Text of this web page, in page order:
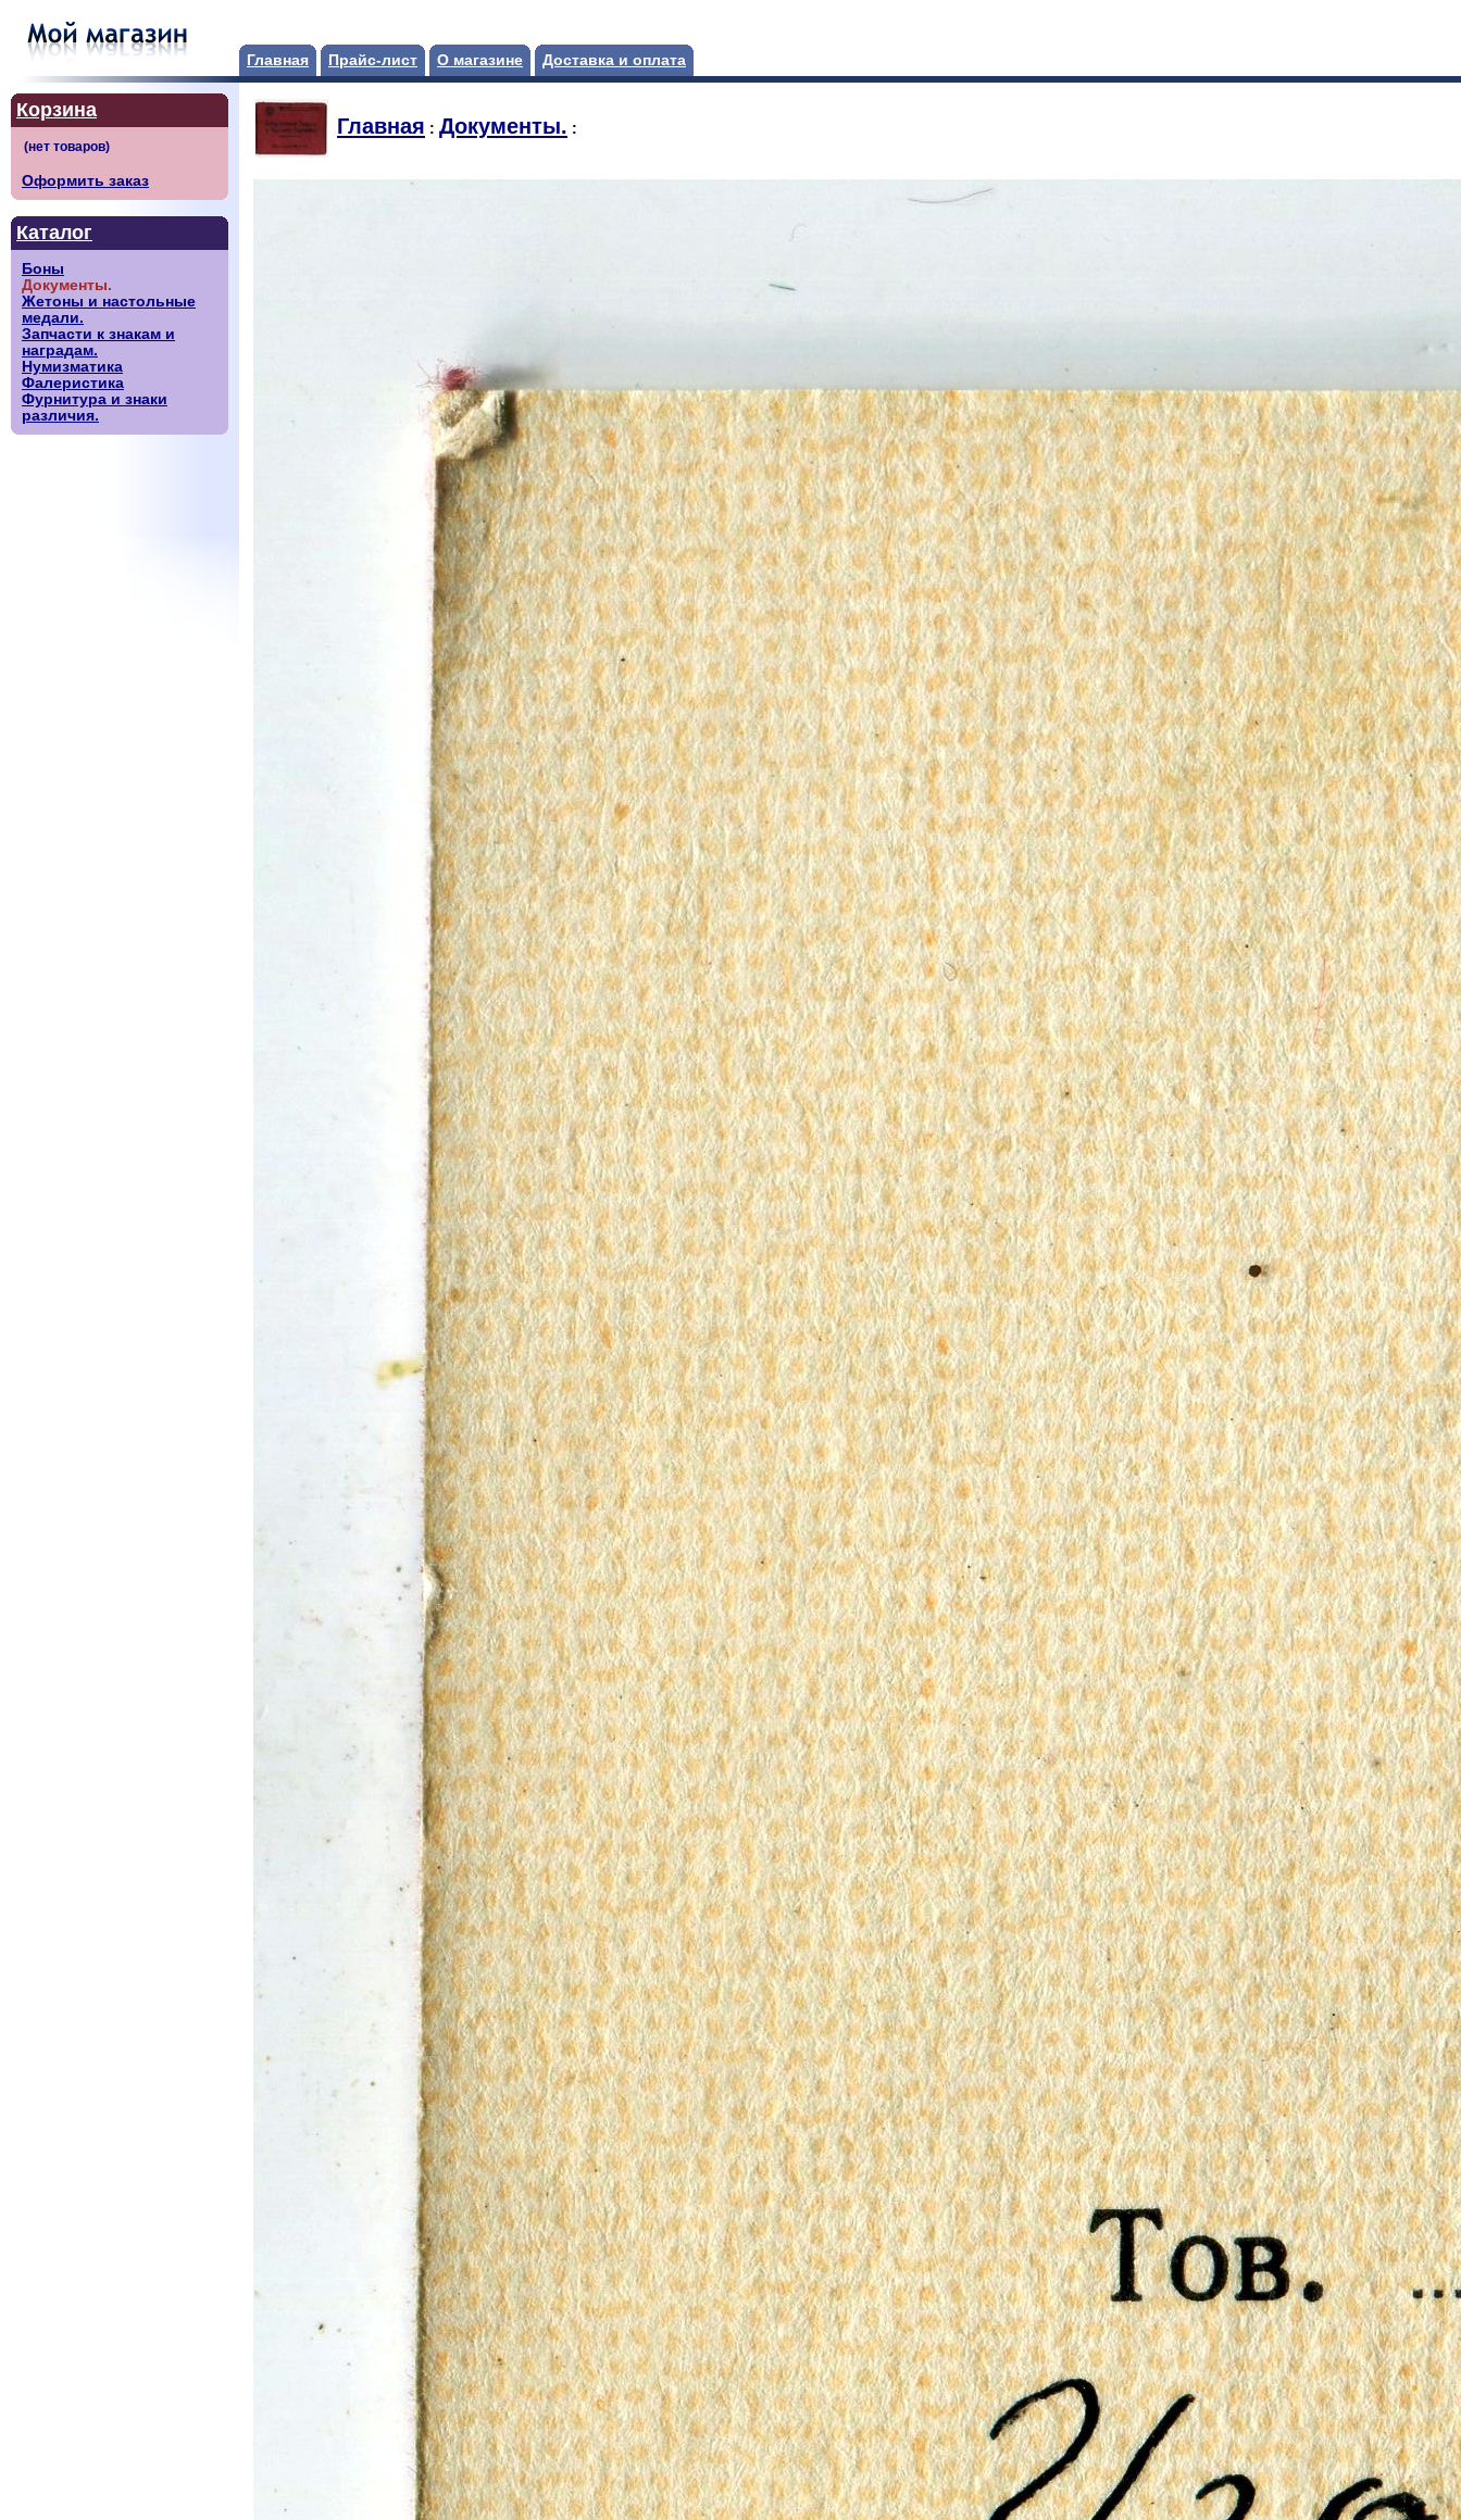
Главная Прайс-лист О магазине Доставка и оплата
Корзина
Оформить заказ
Каталог
Боны
Документы.
Жетоны и настольные
медали.
Запчасти к знакам и
наградам.
Нумизматика
Фалеристика
Фурнитура и знаки
различия.
Главная : Документы. :